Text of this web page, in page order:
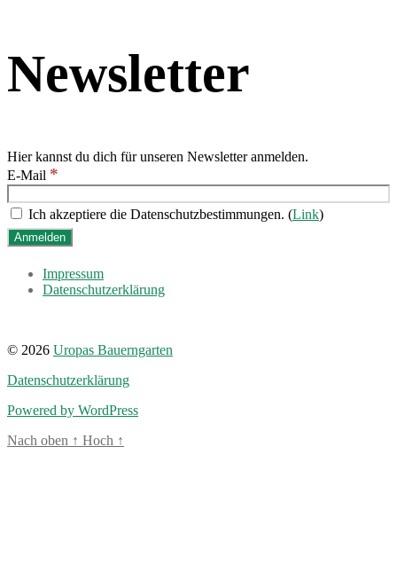
Newsletter
Hier kannst du dich für unseren Newsletter anmelden.
E-Mail *
Ich akzeptiere die Datenschutzbestimmungen. (Link)
Impressum
Datenschutzerklärung
© 2026 Uropas Bauerngarten
Datenschutzerklärung
Powered by WordPress
Nach oben ↑ Hoch ↑